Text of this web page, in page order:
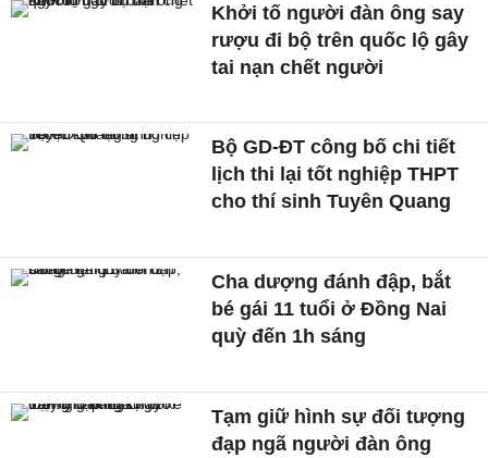
Khởi tố người đàn ông say
rượu đi bộ trên quốc lộ gây
tai nạn chết người
Bộ GD-ĐT công bố chi tiết
lịch thi lại tốt nghiệp THPT
cho thí sinh Tuyên Quang
Cha dượng đánh đập, bắt
bé gái 11 tuổi ở Đồng Nai
quỳ đến 1h sáng
Tạm giữ hình sự đối tượng
đạp ngã người đàn ông